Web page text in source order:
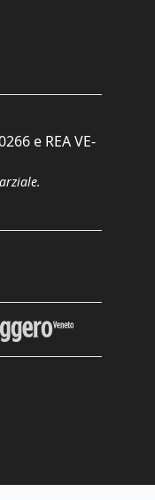
e REA VE-